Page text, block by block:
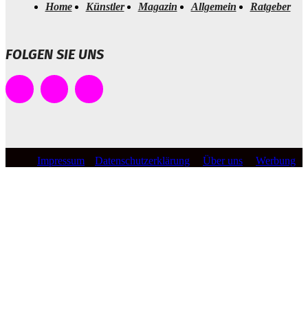
Home Künstler Magazin Allgemein Ratgeber
FOLGEN SIE UNS
Impressum Datenschutzerklärung Über uns Werbung